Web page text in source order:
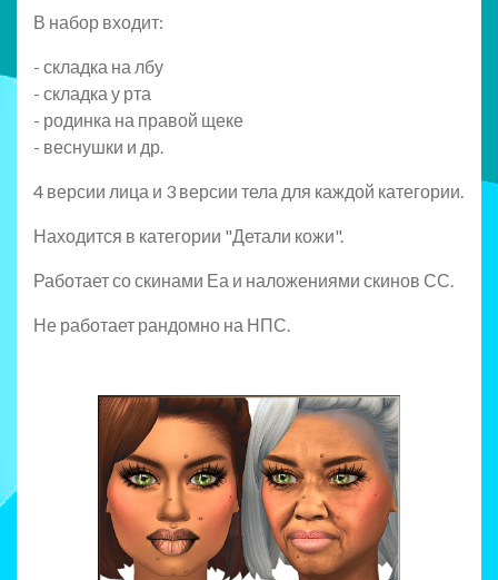
В набор входит:
- складка на лбу
- складка у рта
- родинка на правой щеке
- веснушки и др.
4 версии лица и 3 версии тела для каждой категории.
Находится в категории "Детали кожи".
Работает со скинами Еа и наложениями скинов СС.
Не работает рандомно на НПС.